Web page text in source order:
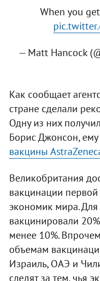
When you
— Matt Hancock
Как сообщает
стране сделали
Одну из них
Борис Джонсон, ему
вакцины
Великобритания
вакцинации
экономик мира.
вакцинировали
менее 10%.
объемам
Израиль, ОАЭ и
следят за тем, чья